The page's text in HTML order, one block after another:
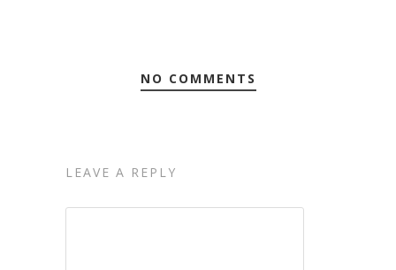
NO COMMENTS
LEAVE A REPLY